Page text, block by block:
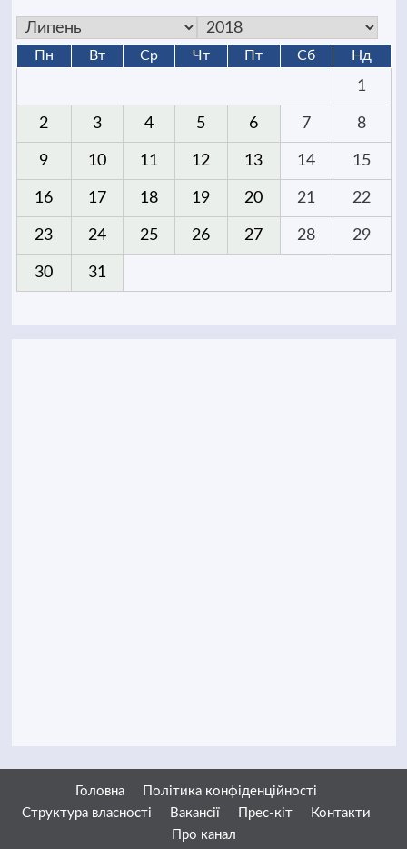
Пн Вт Ср Чт Пт Сб Нд
1
2 3 4 5 6 7 8
9 10 11 12 13 14 15
16 17 18 19 20 21 22
23 24 25 26 27 28 29
30 31
Головна
Політика конфіденційності
Структура власності
Вакансії Прес-кіт
Контакти
Про канал